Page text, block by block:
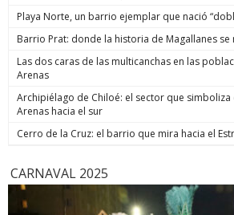
Playa Norte, un barrio ejemplar que nació
Barrio Prat: donde la historia de Magallanes se
Las dos caras de las multicanchas en las
Arenas
Archipiélago de Chiloé: el sector que simboliza
Arenas hacia el sur
Cerro de la Cruz: el barrio que mira hacia el
CARNAVAL 2025